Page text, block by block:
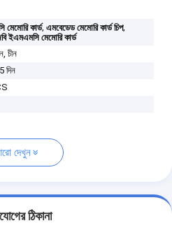
মেমোরি কার্ড,এমবেডেড মেমোরি কার্ড চিপ,
ইএমএমসি মেমোরি কার্ড
চীন
দিন
দেখুন
ঠিকানা